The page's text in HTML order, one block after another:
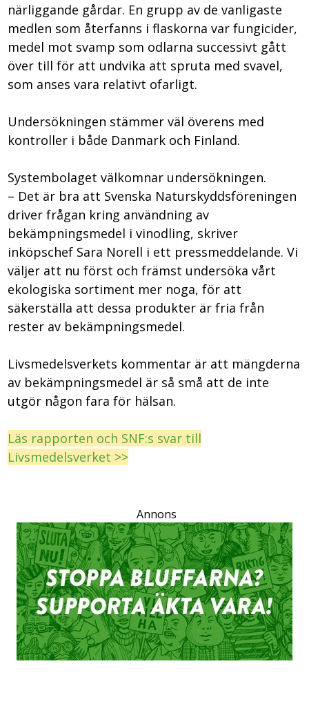
närliggande gårdar. En grupp av de vanligaste
medlen som återfanns i flaskorna var fungicider,
medel mot svamp som odlarna successivt gått
över till för att undvika att spruta med svavel,
som anses vara relativt ofarligt.
Undersökningen stämmer väl överens med
kontroller i både Danmark och Finland.
Systembolaget välkomnar undersökningen.
– Det är bra att Svenska Naturskyddsföreningen
driver frågan kring användning av
bekämpningsmedel i vinodling, skriver
inköpschef Sara Norell i ett pressmeddelande. Vi
väljer att nu först och främst undersöka vårt
ekologiska sortiment mer noga, för att
säkerställa att dessa produkter är fria från
rester av bekämpningsmedel.
Livsmedelsverkets kommentar är att mängderna
av bekämpningsmedel är så små att de inte
utgör någon fara för hälsan.
Läs rapporten och SNF:s svar till
Livsmedelsverket >>
Annons